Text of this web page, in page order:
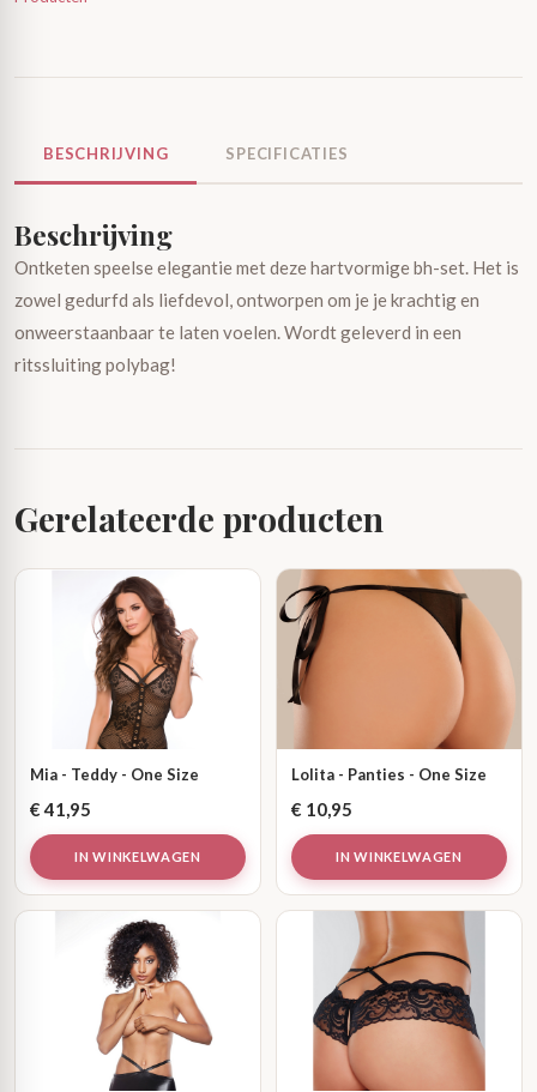
BESCHRIJVING SPECIFICATIES
Beschrijving
Ontketen speelse elegantie met deze hartvormige bh-set. Het is
zowel gedurfd als liefdevol, ontworpen om je je krachtig en
onweerstaanbaar te laten voelen. Wordt geleverd in een
ritssluiting polybag!
Gerelateerde producten
Mia - Teddy - One Size
€41,95
IN WINKELWAGEN
Lolita - Panties - One Size
€ 10,95
IN WINKELWAGEN